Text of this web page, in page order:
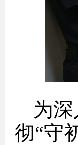
为
彻“守